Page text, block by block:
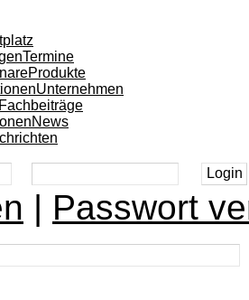
Termine
Produkte
Unternehmen
Fachbeiträge
News
| Passwort